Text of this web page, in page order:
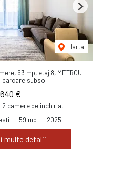
Harta
Next
63 mp, etaj 8, METROU
parcare subsol
640 €
camere de închiriat
59 mp 2025
multe detalii